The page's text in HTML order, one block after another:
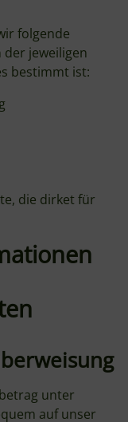
folgende
jeweiligen
bestimmt ist:
die dirket für
unter
auf unser